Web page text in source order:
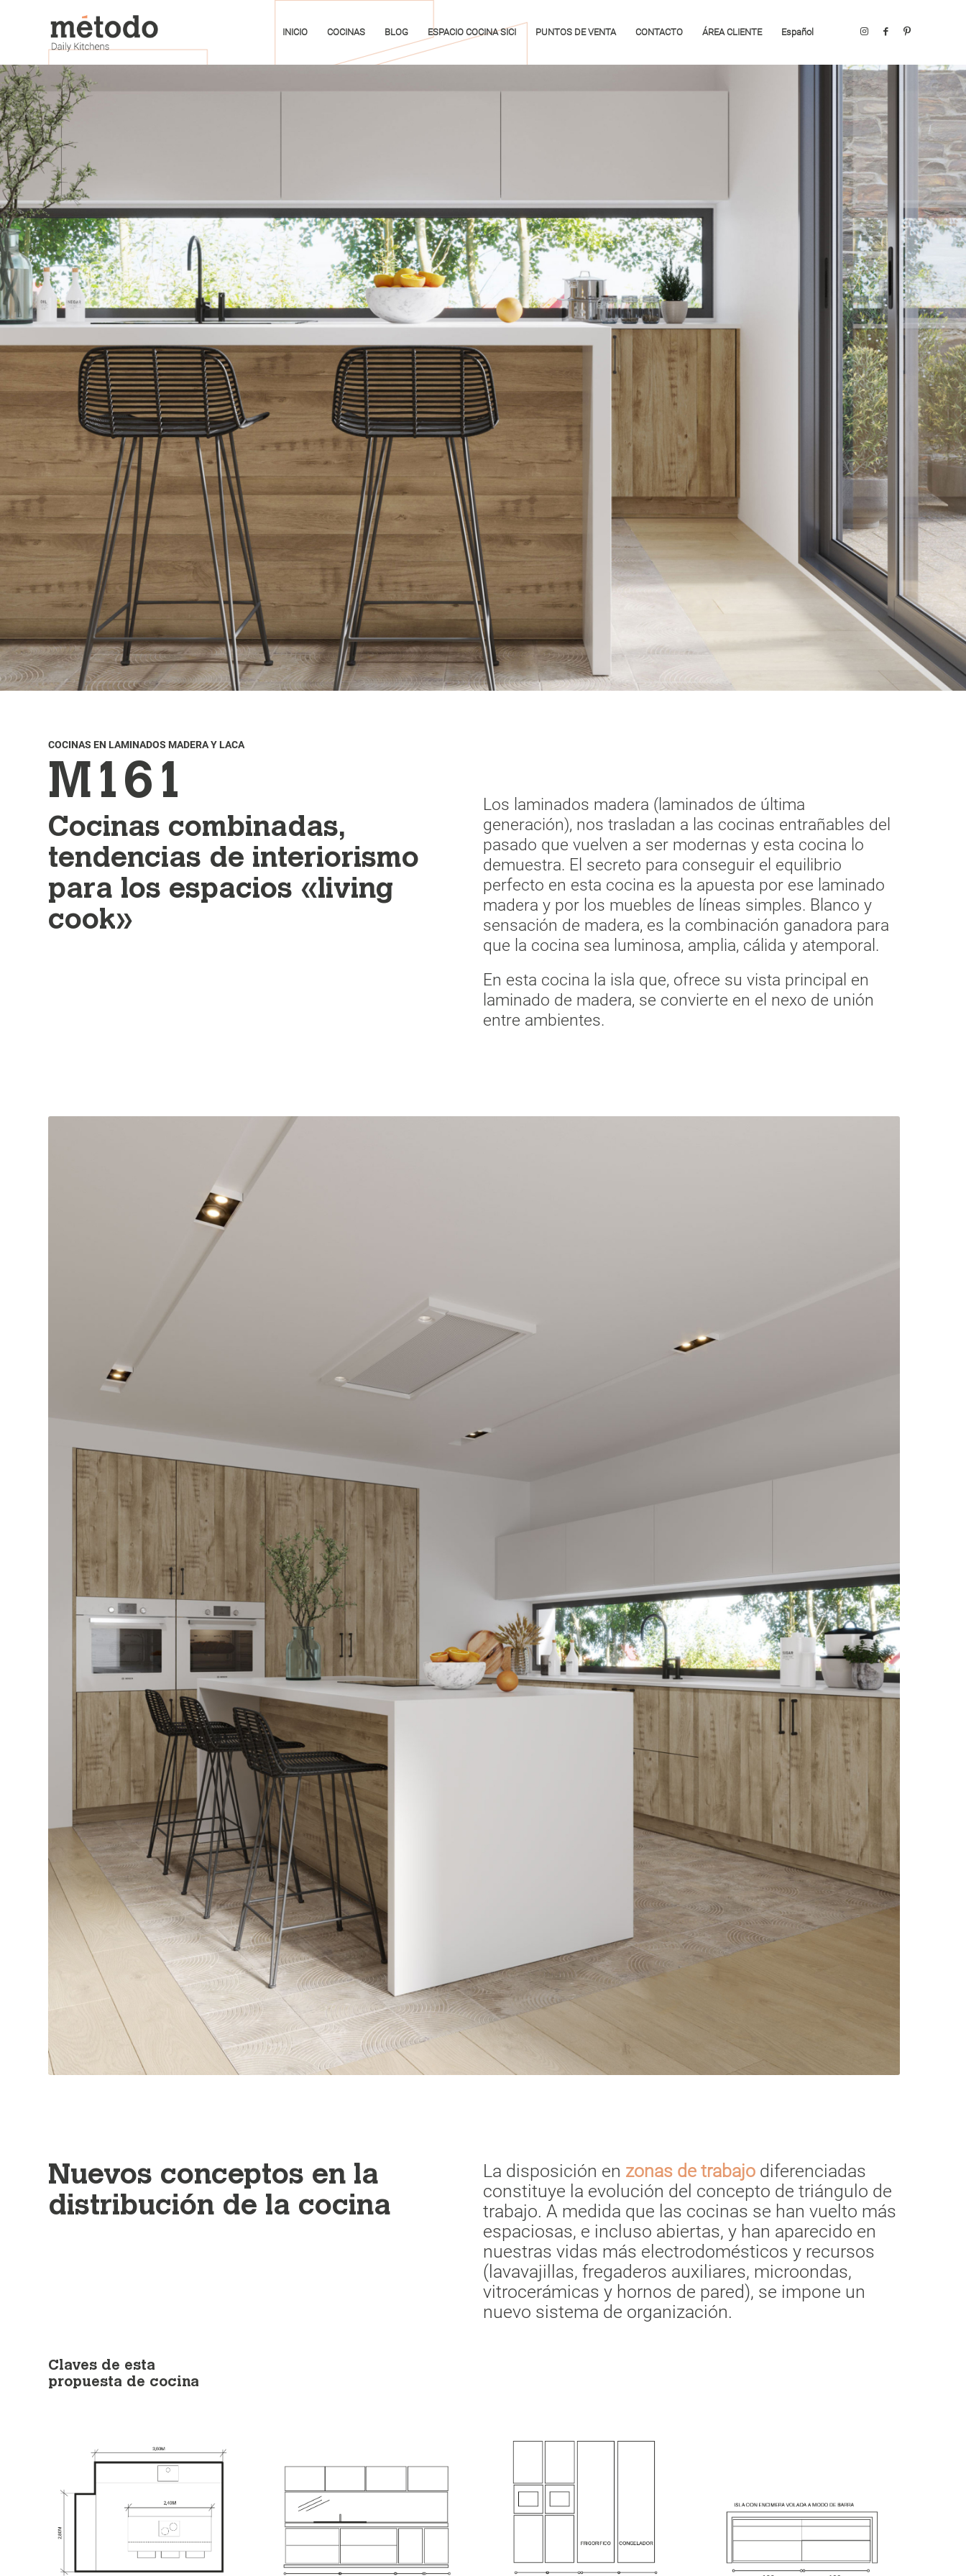
INICIO COCINAS BLOG ESPACIO COCINA SICI PUNTOS DE VENTA CONTACTO ÁREA CLIENTE Español
COCINAS EN LAMINADOS MADERA Y LACA
M161
Cocinas combinadas,
tendencias de interiorismo
para los espacios «living
cook»
Los laminados madera (laminados de última
generación), nos trasladan a las cocinas entrañables del
pasado que vuelven a ser modernas y esta cocina lo
demuestra. El secreto para conseguir el equilibrio
perfecto en esta cocina es la apuesta por ese laminado
madera y por los muebles de líneas simples. Blanco y
sensación de madera, es la combinación ganadora para
que la cocina sea luminosa, amplia, cálida y atemporal.
En esta cocina la isla que, ofrece su vista principal en
laminado de madera, se convierte en el nexo de unión
entre ambientes.
Nuevos conceptos en la
distribución de la cocina
La disposición en zonas de trabajo diferenciadas
constituye la evolución del concepto de triángulo de
trabajo. A medida que las cocinas se han vuelto más
espaciosas, e incluso abiertas, y han aparecido en
nuestras vidas más electrodomésticos y recursos
(lavavajillas, fregaderos auxiliares, microondas,
vitrocerámicas y hornos de pared), se impone un
nuevo sistema de organización.
Claves de esta
propuesta de cocina